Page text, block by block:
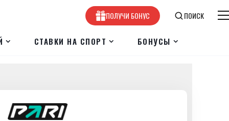
ПОЛУЧИ БОНУС ПОИСК
СТАВКИ НА СПОРТ БОНУСЫ